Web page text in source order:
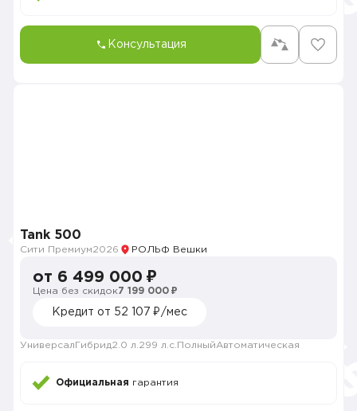
Консультация
Tank 500
Сити Премиум2026 РОЛЬФ Вешки
от 6 499 000 ₽
Цена без скидок7 199 000 ₽
Кредит от 52 107 ₽/мес
Универсал Гибрид2.0 л. 299 л.с. ПолныйАвтоматическая
Официальная гарантия